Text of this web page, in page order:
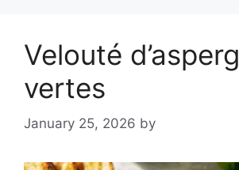
Velouté
vertes
January 25, 2026 by